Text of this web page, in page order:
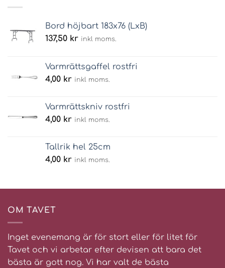
Bord höjbart 183x76 (LxB)
137,50 kr inkl moms.
Varmrättsgaffel rostfri
4,00 kr inkl moms.
Varmrättskniv rostfri
4,00 kr inkl moms.
Tallrik hel 25cm
4,00 kr inkl moms.
OM TAVET
Inget evenemang är för stort eller för litet för
Tavet och vi arbetar efter devisen att bara det
bästa är gott nog. Vi har valt de bästa